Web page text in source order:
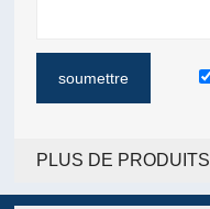
soumettre
PLUS DE PRODUITS